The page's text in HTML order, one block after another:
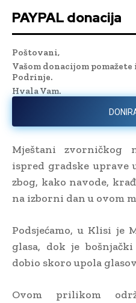
PAYPAL donacija
Poštovani,
Vašom donacijom
Podrinje.
Hvala Vam.
Mještani zvorničkog
ispred gradske
zbog, kako navode,
na izborni dan u ovom
Podsjećamo, u Klisi je
glasa, dok je
dobio skoro upola
Ovom prilikom